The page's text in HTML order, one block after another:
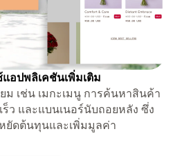
อปพลิเคชันเพิ่มเติม
ม เช่น เมกะเมนู การค้นหาสินค้า
ร็ว และแบนเนอร์นับถอยหลัง ซึ่ง
ยัดต้นทุนและเพิ่มมูลค่า